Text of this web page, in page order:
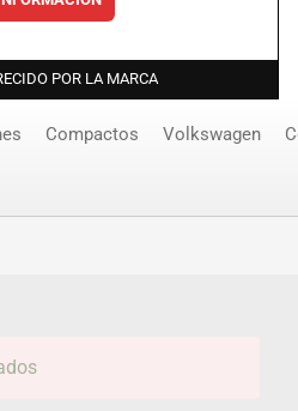
POR LA MARCA
Compactos Volkswagen